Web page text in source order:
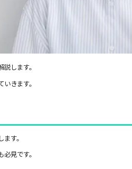
します。
きます。
す。
見です。